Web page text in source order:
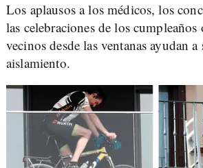
Los aplausos a los médicos, los
las celebraciones de los
vecinos desde las ventanas ayudan
aislamiento.